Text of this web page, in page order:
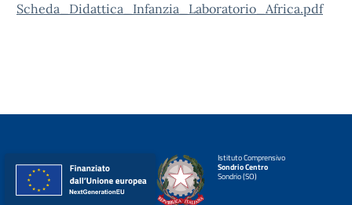
Scheda_Didattica_Infanzia_Laboratorio_Africa.pdf
Istituto Comprensivo
Sondrio Centro
Sondrio (SO)